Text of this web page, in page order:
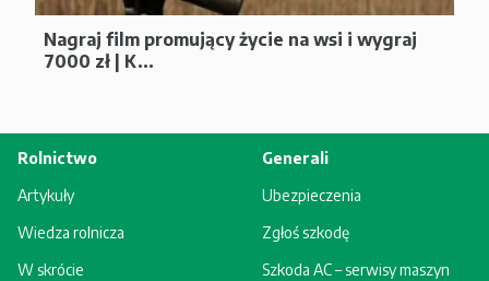
Nagraj film promujący życie na wsi i wygraj
7000 zł | K...
Rolnictwo
Artykuły
Wiedza rolnicza
W skrócie
Generali
Ubezpieczenia
Zgłoś szkodę
Szkoda AC – serwisy maszyn